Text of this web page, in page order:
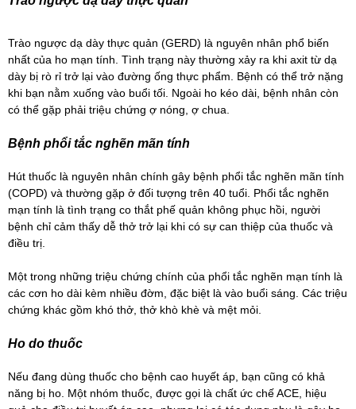
Trào ngược dạ dày thực quản (GERD) là nguyên nhân phổ biến
nhất của ho mạn tính. Tình trạng này thường xảy ra khi axit từ dạ
dày bị rò rỉ trở lại vào đường ống thực phẩm. Bệnh có thể trở nặng
khi bạn nằm xuống vào buổi tối. Ngoài ho kéo dài, bệnh nhân còn
có thể gặp phải triệu chứng ợ nóng, ợ chua.
Bệnh phổi tắc nghẽn mãn tính
Hút thuốc là nguyên nhân chính gây bệnh phổi tắc nghẽn mãn tính
(COPD) và thường gặp ở đối tượng trên 40 tuổi. Phổi tắc nghẽn
mạn tính là tình trạng co thắt phế quản không phục hồi, người
bệnh chỉ cảm thấy dễ thở trở lại khi có sự can thiệp của thuốc và
điều trị.
Một trong những triệu chứng chính của phổi tắc nghẽn mạn tính là
các cơn ho dài kèm nhiều đờm, đặc biệt là vào buổi sáng. Các triệu
chứng khác gồm khó thở, thở khò khè và mệt mỏi.
Ho do thuốc
Nếu đang dùng thuốc cho bệnh cao huyết áp, bạn cũng có khả
năng bị ho. Một nhóm thuốc, được gọi là chất ức chế ACE, hiệu